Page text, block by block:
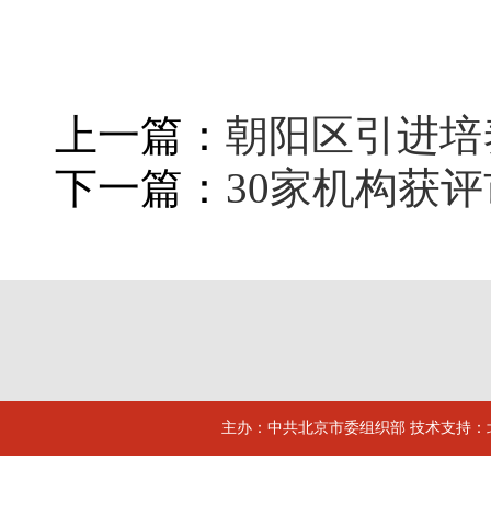
上一篇： 朝阳区引进
下一篇： 30家机构获
主办：中共北京市委组织部 技术支持